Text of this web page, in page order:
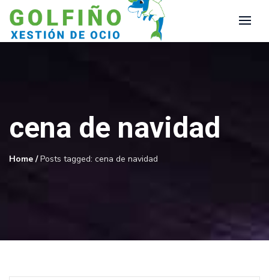
cena de navidad
Home /Posts tagged: cena de navidad